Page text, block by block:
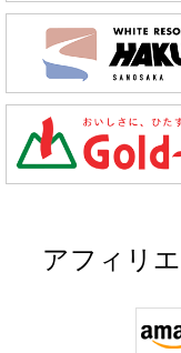
アフィリ